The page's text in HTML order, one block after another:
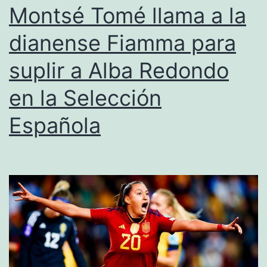
ganar
con
un
jugador
al
Montsé Tomé llama a la
dianense Fiamma para
suplir a Alba Redondo
en la Selección
Española